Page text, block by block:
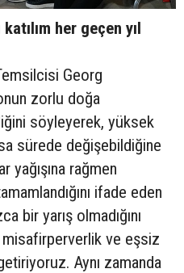
her geçen yıl
Georg
zorlu doğa
söyleyerek, yüksek
sürede değişebildiğine
yağışına rağmen
ifade eden
bir yarış olmadığını
ve eşsiz
Aynı zamanda